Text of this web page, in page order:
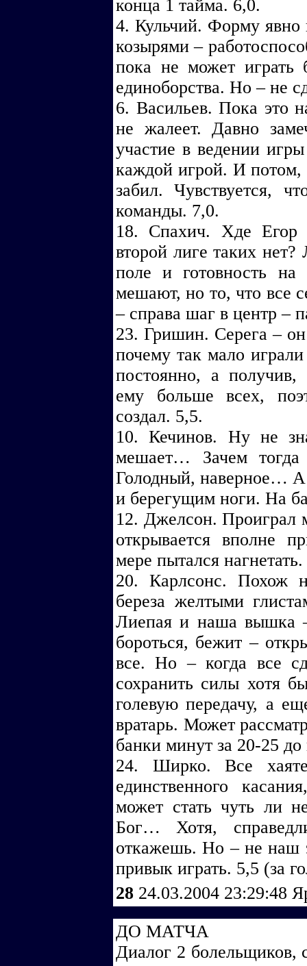
конца 1 тайма. 6,0.
4. Кульчий. Форму явно
козырями –
пока не может играть
единоборства. Но – не
6. Васильев. Пока это
не жалеет. Давно
участие в ведении
каждой игрой. И
забил. Чувствуется,
команды. 7,0.
18. Спахич. Хде
второй лиге таких
поле и готовность на
мешают, но то, что все
– справа шаг в центр –
23. Гришин. Серега –
почему так мало
постоянно, а
ему больше всех,
создал. 5,5.
10. Кечинов. Ну не
мешает… Зачем
Голодный, наверное…
и берегущим ноги. На
12. Джелсон. Проиграл
открывается вполне
мере пытался
20. Карлсонс. Похож
береза желтыми
Лиепая и наша вышка
бороться, бежит –
все. Но – когда все
сохранить силы хотя
голевую передачу, а
вратарь. Может
банки минут за 20-25
24. Ширко. Все
единственного
может стать чуть ли
Бог… Хотя,
откажешь. Но – не наш
привык играть. 5,5 (за
28 24.03.2004 23:29:48
ДО МАТЧА
Диалог 2 болельщиков,